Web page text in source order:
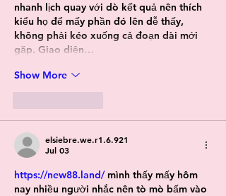
nhanh lịch quay với dò kết quả nên thích
kiểu họ để mấy phần đó lên dễ thấy,
không phải kéo xuống cả đoạn dài mới
gặp. Giao diện…
Show More
elsiebre.we.r1.6.921
Jul 03
https://new88.land/ mình thấy mấy hôm
nay nhiều người nhắc nên tò mò bấm vào